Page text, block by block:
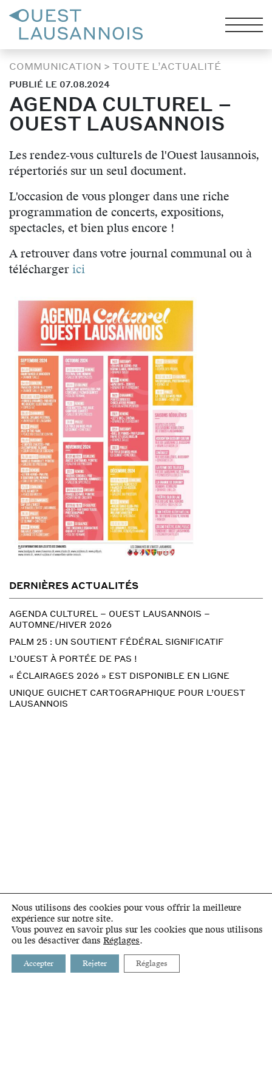
COMMUNICATION > TOUTE L’ACTUALITÉ
PUBLIÉ LE 07.08.2024
AGENDA CULTUREL –
OUEST LAUSANNOIS
Les rendez-vous culturels de l'Ouest lausannois,
répertoriés sur un seul document.
L'occasion de vous plonger dans une riche
programmation de concerts, expositions,
spectacles, et bien plus encore !
A retrouver dans votre journal communal ou à
télécharger ici
DERNIÈRES ACTUALITÉS
AGENDA CULTUREL – OUEST LAUSANNOIS –
AUTOMNE/HIVER 2026
PALM 25 : UN SOUTIENT FÉDÉRAL SIGNIFICATIF
L’OUEST À PORTÉE DE PAS !
« ÉCLAIRAGES 2026 » EST DISPONIBLE EN LIGNE
UNIQUE GUICHET CARTOGRAPHIQUE POUR L’OUEST
LAUSANNOIS
Nous utilisons des cookies pour vous offrir la meilleure
expérience sur notre site.
Vous pouvez en savoir plus sur les cookies que nous utilisons
ou les désactiver dans Réglages.
Accepter Rejeter Réglages